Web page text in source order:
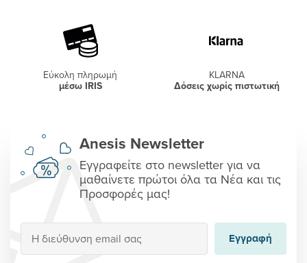
Εύκολη πληρωμή
μέσω IRIS
KLARNA
Δόσεις χωρίς πιστωτική
Anesis Newsletter
Εγγραφείτε στο newsletter για να
μαθαίνετε πρώτοι όλα τα Νέα και τις
Προσφορές μας!
Εγγραφή
Εγγραφή